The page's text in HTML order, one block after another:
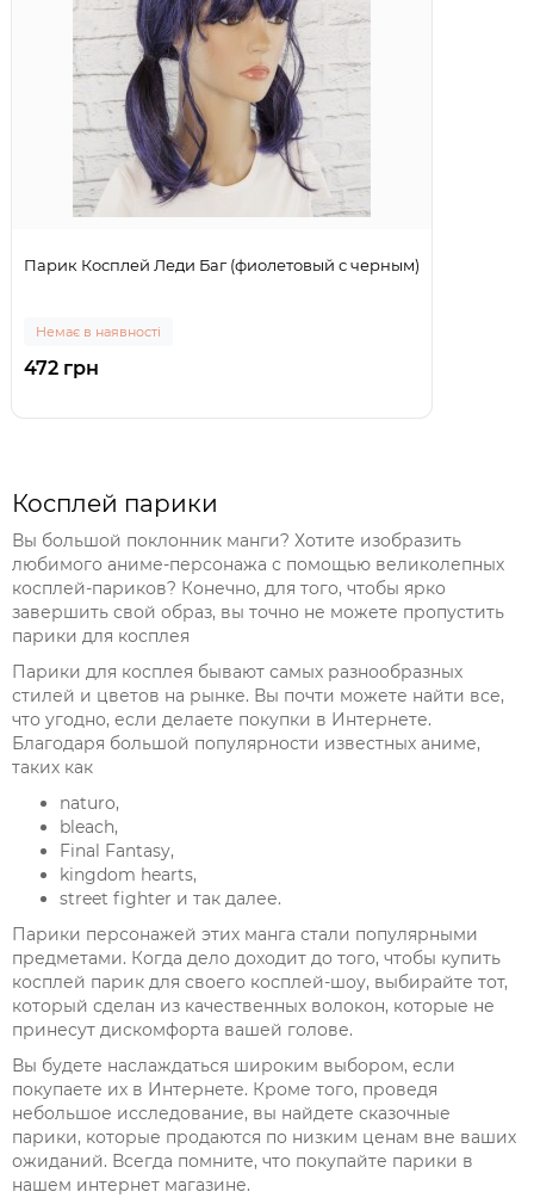
Парик Косплей Леди Баг (фиолетовый с черным)
Немає в наявності
472 грн
Косплей парики
Вы большой поклонник манги? Хотите изобразить
любимого аниме-персонажа с помощью великолепных
косплей-париков? Конечно, для того, чтобы ярко
завершить свой образ, вы точно не можете пропустить
парики для косплея
Парики для косплея бывают самых разнообразных
стилей и цветов на рынке. Вы почти можете найти все,
что угодно, если делаете покупки в Интернете.
Благодаря большой популярности известных аниме,
таких как
naturo,
bleach,
Final Fantasy,
kingdom hearts,
street fighter и так далее.
Парики персонажей этих манга стали популярными
предметами. Когда дело доходит до того, чтобы купить
косплей парик для своего косплей-шоу, выбирайте тот,
который сделан из качественных волокон, которые не
принесут дискомфорта вашей голове.
Вы будете наслаждаться широким выбором, если
покупаете их в Интернете. Кроме того, проведя
небольшое исследование, вы найдете сказочные
парики, которые продаются по низким ценам вне ваших
ожиданий. Всегда помните, что покупайте парики в
нашем интернет магазине.